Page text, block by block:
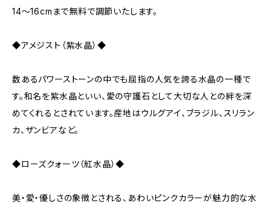
14～16cmまで無料で調節いたします。
◆アメジスト（紫水晶）◆
数あるパワーストーンの中でも屈指の人気を誇る水晶の一種で
す。和名を紫水晶といい、愛の守護石として大切な人との絆を深
めてくれるとされています。産地はウルグアイ、ブラジル、スリラン
カ、ザンビアなど。
◆ローズクォーツ（紅水晶）◆
美・愛・優しさの象徴とされる、あわいピンクカラーが魅力的な水